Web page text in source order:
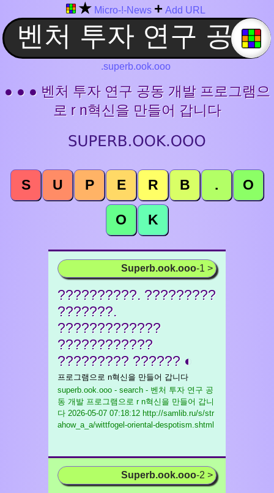
★ Micro-!-News + Add URL
.superb.ook.ooo
● ● ● 벤처 투자 연구 공동 개발 프로그램으
로 r n혁신을 만들어 갑니다
S U P E R B . O
O K
Superb.ook.ooo-1 >
??????????. ?????????
???????.
?????????????
????????????
????????? ?????? ◐
프로그램으로 n혁신을 만들어 갑니다
superb.ook.ooo - search - 벤처 투자 연구 공
동 개발 프로그램으로 r n혁신을 만들어 갑니
다 2026-05-07 07:18:12 http://samlib.ru/s/str
ahow_a_a/wittfogel-oriental-despotism.shtml
Superb.ook.ooo-2 >